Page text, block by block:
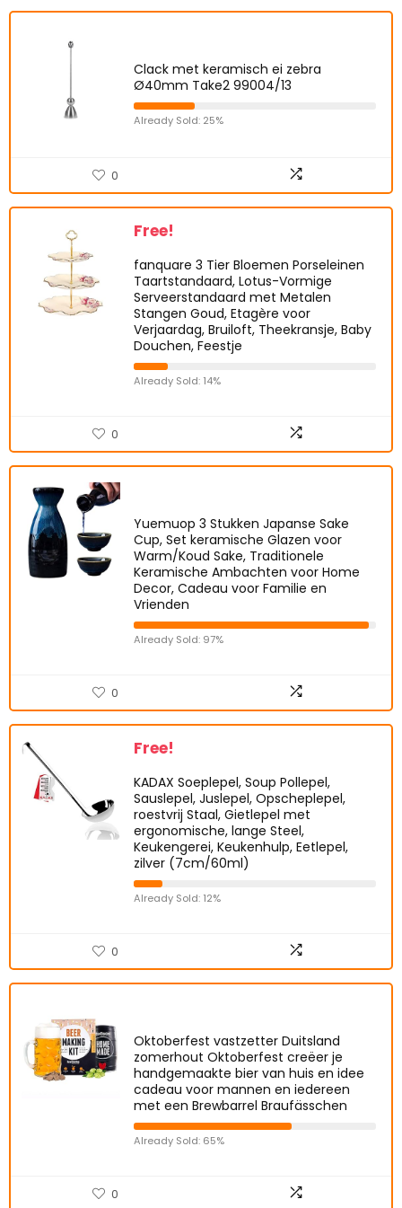
Clack met keramisch ei zebra
Ø40mm Take2 99004/13
Already Sold: 25%
0
Free!
fanquare 3 Tier Bloemen Porseleinen
Taartstandaard, Lotus-Vormige
Serveerstandaard met Metalen
Stangen Goud, Etagère voor
Verjaardag, Bruiloft, Theekransje, Baby
Douchen, Feestje
Already Sold: 14%
0
Yuemuop 3 Stukken Japanse Sake
Cup, Set keramische Glazen voor
Warm/Koud Sake, Traditionele
Keramische Ambachten voor Home
Decor, Cadeau voor Familie en
Vrienden
Already Sold: 97%
0
Free!
KADAX Soeplepel, Soup Pollepel,
Sauslepel, Juslepel, Opscheplepel,
roestvrij Staal, Gietlepel met
ergonomische, lange Steel,
Keukengerei, Keukenhulp, Eetlepel,
zilver (7cm/60ml)
Already Sold: 12%
0
Oktoberfest vastzetter Duitsland
zomerhout Oktoberfest creëer je
handgemaakte bier van huis en idee
cadeau voor mannen en iedereen
met een Brewbarrel Braufässchen
Already Sold: 65%
0